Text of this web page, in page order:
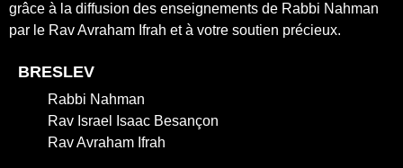
grâce à la diffusion des enseignements de Rabbi Nahman
par le Rav Avraham Ifrah et à votre soutien précieux.
BRESLEV
Rabbi Nahman
Rav Israel Isaac Besançon
Rav Avraham Ifrah